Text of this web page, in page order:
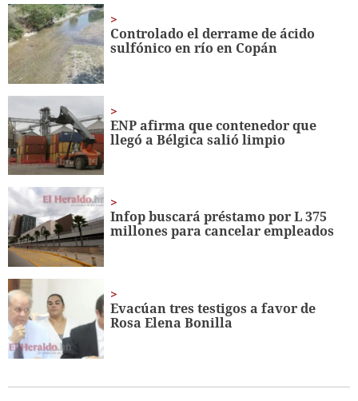
minutes,
32
seconds
Controlado el derrame de ácido
sulfónico en río en Copán
ENP afirma que contenedor que
llegó a Bélgica salió limpio
Infop buscará préstamo por L 375
millones para cancelar empleados
Evacúan tres testigos a favor de
Rosa Elena Bonilla